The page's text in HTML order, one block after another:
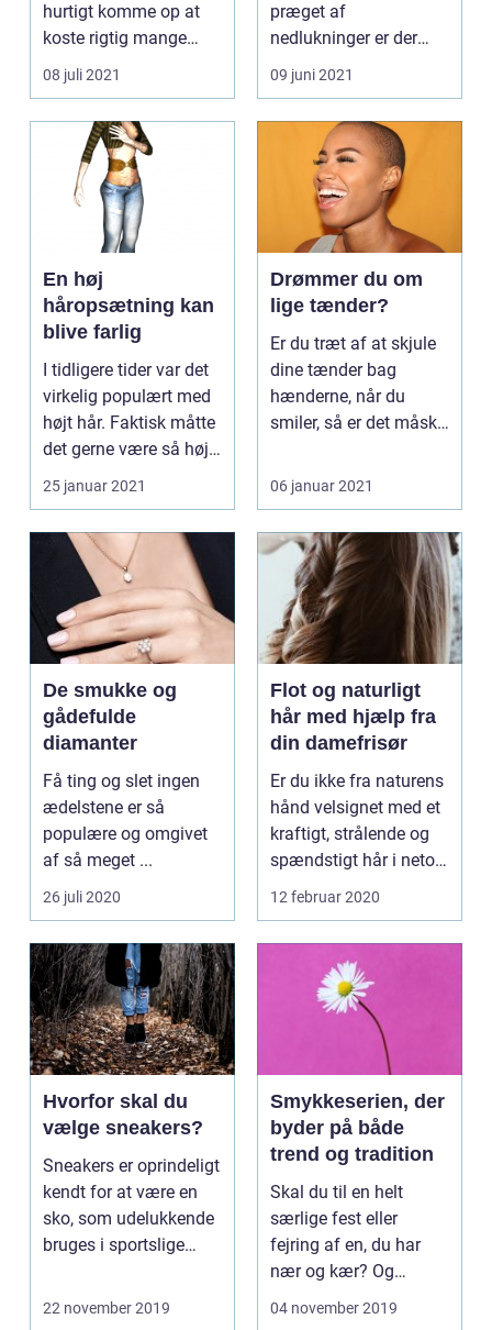
hurtigt komme op at
koste rigtig mange
penge. Sæ...
08 juli 2021
præget af
nedlukninger er der
ikke noget at sige til,
hvis ...
09 juni 2021
En høj
håropsætning kan
blive farlig
I tidligere tider var det
virkelig populært med
højt hår. Faktisk måtte
det gerne være så højt,
at ...
25 januar 2021
Drømmer du om
lige tænder?
Er du træt af at skjule
dine tænder bag
hænderne, når du
smiler, så er det måske
06 januar 2021
De smukke og
gådefulde
diamanter
Få ting og slet ingen
ædelstene er så
populære og omgivet
af så meget ...
26 juli 2020
Flot og naturligt
hår med hjælp fra
din damefrisør
Er du ikke fra naturens
hånd velsignet med et
kraftigt, strålende og
spændstigt hår i netop
den nuan...
12 februar 2020
Hvorfor skal du
vælge sneakers?
Sneakers er oprindeligt
kendt for at være en
sko, som udelukkende
bruges i sportslige
22 november 2019
Smykkeserien, der
byder på både
trend og tradition
Skal du til en helt
særlige fest eller
fejring af en, du har
nær og kær? Og
mangle...
04 november 2019